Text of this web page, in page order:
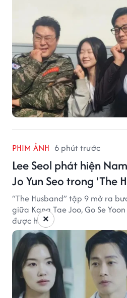
PHIM ẢNH 6 phút trước
Lee Seol phát hiện
Jo Yun Seo trong 'The
“The Husband” tập 9 mở ra
giữa Kang Tae Joo, Go Se
được hé lộ.
×